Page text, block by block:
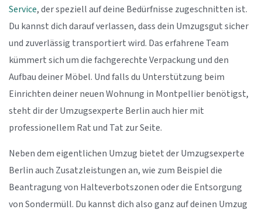
Service, der speziell auf deine Bedürfnisse zugeschnitten ist.
Du kannst dich darauf verlassen, dass dein Umzugsgut sicher
und zuverlässig transportiert wird. Das erfahrene Team
kümmert sich um die fachgerechte Verpackung und den
Aufbau deiner Möbel. Und falls du Unterstützung beim
Einrichten deiner neuen Wohnung in Montpellier benötigst,
steht dir der Umzugsexperte Berlin auch hier mit
professionellem Rat und Tat zur Seite.
Neben dem eigentlichen Umzug bietet der Umzugsexperte
Berlin auch Zusatzleistungen an, wie zum Beispiel die
Beantragung von Halteverbotszonen oder die Entsorgung
von Sondermüll. Du kannst dich also ganz auf deinen Umzug